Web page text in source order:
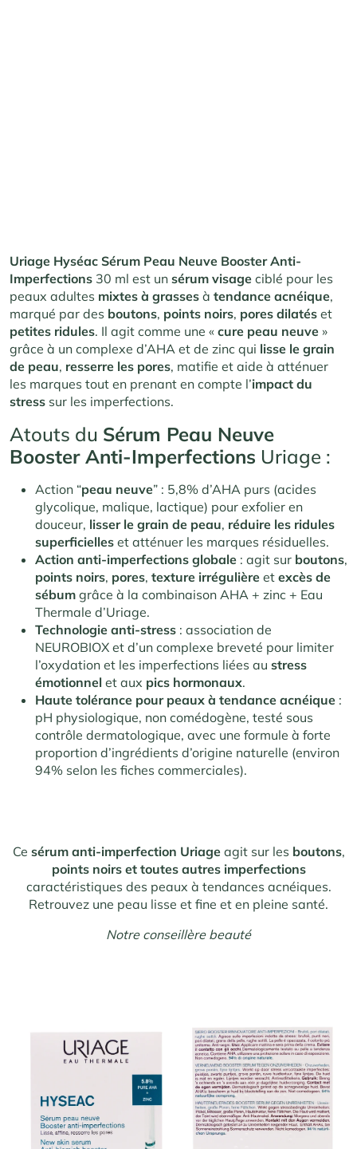
Uriage Hyséac Sérum Peau Neuve Booster Anti-
Imperfections 30 ml est un sérum visage ciblé pour les
peaux adultes mixtes à grasses à tendance acnéique,
marqué par des boutons, points noirs, pores dilatés et
petites ridules. Il agit comme une « cure peau neuve »
grâce à un complexe d’AHA et de zinc qui lisse le grain
de peau, resserre les pores, matifie et aide à atténuer
les marques tout en prenant en compte l’impact du
stress sur les imperfections.
Atouts du Sérum Peau Neuve
Booster Anti-Imperfections Uriage :
Action “peau neuve” : 5,8% d’AHA purs (acides
glycolique, malique, lactique) pour exfolier en
douceur, lisser le grain de peau, réduire les ridules
superficielles et atténuer les marques résiduelles.
Action anti-imperfections globale : agit sur boutons,
points noirs, pores, texture irrégulière et excès de
sébum grâce à la combinaison AHA + zinc + Eau
Thermale d’Uriage.
Technologie anti-stress : association de
NEUROBIOX et d’un complexe breveté pour limiter
l’oxydation et les imperfections liées au stress
émotionnel et aux pics hormonaux.
Haute tolérance pour peaux à tendance acnéique :
pH physiologique, non comédogène, testé sous
contrôle dermatologique, avec une formule à forte
proportion d’ingrédients d’origine naturelle (environ
94% selon les fiches commerciales).
Ce sérum anti-imperfection Uriageagit sur les boutons,
points noirs et toutes autres imperfections
caractéristiques des peaux à tendances acnéiques.
Retrouvez une peau lisse et fine et en pleine santé.
Notre conseillère beauté